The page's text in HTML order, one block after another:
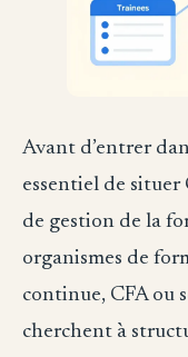
Avant d’entrer
essentiel de situer
de gestion de la
organismes de
continue, CFA ou
cherchent à